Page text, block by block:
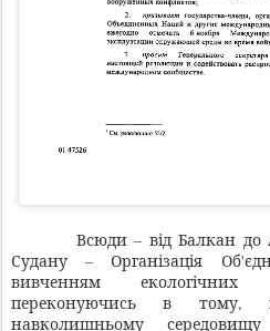
Всюди – від Балкан до
Судану – Організація
вивченням екологічних
переконуючись в тому,
навколишньому